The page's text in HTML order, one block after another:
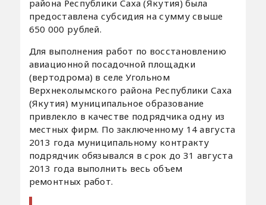
района Республики Саха (Якутия) была
предоставлена субсидия на сумму свыше
650 000 рублей.
Для выполнения работ по восстановлению
авиационной посадочной площадки
(вертодрома) в селе Угольном
Верхнеколымского района Республики Саха
(Якутия) муниципальное образование
привлекло в качестве подрядчика одну из
местных фирм. По заключенному 14 августа
2013 года муниципальному контракту
подрядчик обязывался в срок до 31 августа
2013 года выполнить весь объем
ремонтных работ.